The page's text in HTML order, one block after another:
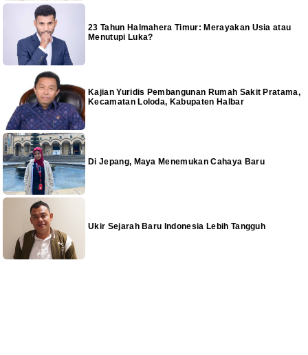
23 Tahun Halmahera Timur: Merayakan Usia atau
Menutupi Luka?
Kajian Yuridis Pembangunan Rumah Sakit Pratama,
Kecamatan Loloda, Kabupaten Halbar
Di Jepang, Maya Menemukan Cahaya Baru
Ukir Sejarah Baru Indonesia Lebih Tangguh